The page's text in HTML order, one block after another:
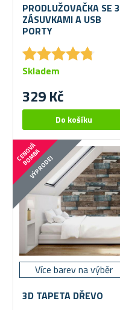
PRODLUŽOVAČKA SE 3
ZÁSUVKAMI A USB
PORTY
★★★★★
★★★★★
329 Kč
Skladem
C
E
N
O
V
Á
B
O
M
B
A
VÝPRODEJ
Více barev na výběr
3D TAPETA DŘEVO